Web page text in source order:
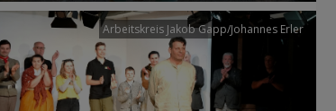
Arbeitskreis Jakob Gapp/Johannes Erler